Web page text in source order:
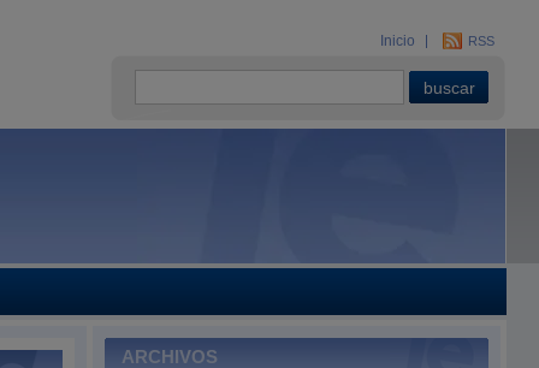
Inicio RSS
ARCHIVOS